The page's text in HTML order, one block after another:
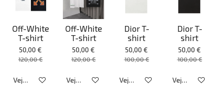
Off-White
T-shirt
50,00 €
120,00 €
Veja detalhes
Off-White
T-shirt
50,00 €
120,00 €
Veja detalhes
Dior T-
shirt
50,00 €
100,00 €
Veja detalhes
Dior T-
shirt
50,00 €
100,00 €
Veja detalhes